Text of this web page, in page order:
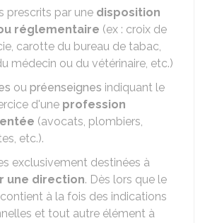
prescrits par une disposition
réglementaire (ex : croix de
carotte du bureau de tabac,
médecin ou du vétérinaire, etc.)
ou préenseignes indiquant le
d'une profession
(avocats, plombiers,
etc.).
exclusivement destinées à
une direction. Dès lors que le
à la fois des indications
et tout autre élément à